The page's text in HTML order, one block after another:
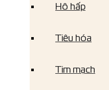
Hô hấp
Tiêu hóa
Tim mạch